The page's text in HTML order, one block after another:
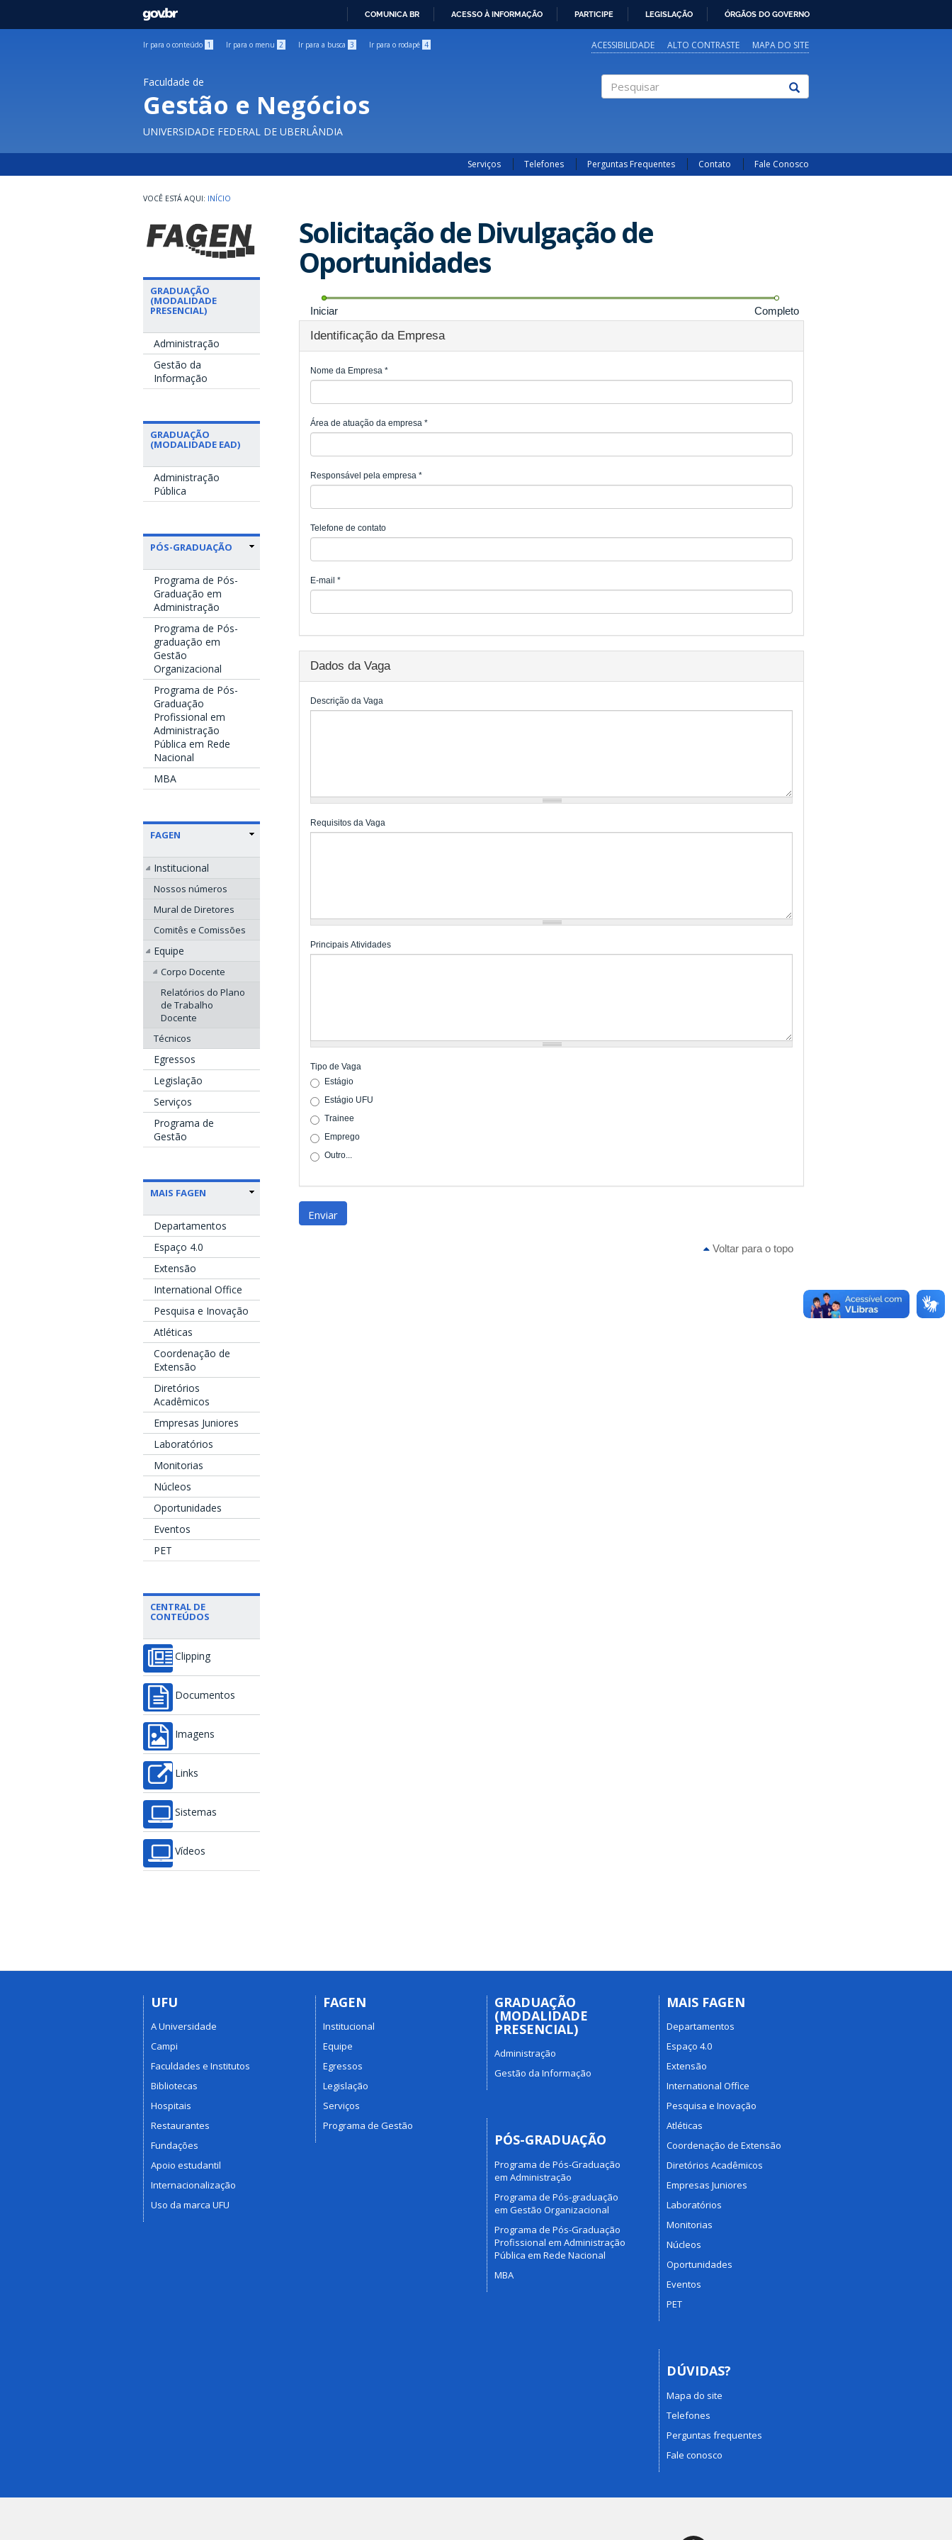
GOVBR
COMUNICA BR ACESSO À INFORMAÇÃO PARTICIPE LEGISLAÇÃO ÓRGÃOS DO GOVERNO
Ir para o conteúdo 1 Ir para o menu 2 Ir para a busca 3 Ir para o rodapé 4 ACESSIBILIDADE ALTO CONTRASTE MAPA DO SITE
Faculdade de
Gestão e Negócios
UNIVERSIDADE FEDERAL DE UBERLÂNDIA
Serviços Telefones Perguntas Frequentes Contato Fale Conosco
INÍCIO
GRADUAÇÃO
(MODALIDADE
PRESENCIAL)
Administração
Gestão da
Informação
GRADUAÇÃO
(MODALIDADE EAD)
Administração
Pública
PÓS-GRADUAÇÃO
Programa de Pós-
Graduação em
Administração
Programa de Pós-
graduação em
Gestão
Organizacional
Programa de Pós-
Graduação
Profissional em
Administração
Pública em Rede
Nacional
MBA
FAGEN
Institucional
Nossos números
Mural de Diretores
Comitês e Comissões
Equipe
Corpo Docente
Relatórios do Plano
de Trabalho
Docente
Técnicos
Egressos
Legislação
Serviços
Programa de
Gestão
MAIS FAGEN
Departamentos
Espaço 4.0
Extensão
International Office
Pesquisa e Inovação
Atléticas
Coordenação de
Extensão
Diretórios
Acadêmicos
Empresas Juniores
Laboratórios
Monitorias
Núcleos
Oportunidades
Eventos
PET
CENTRAL DE
CONTEÚDOS
Clipping
Documentos
Imagens
Links
Sistemas
Vídeos
Solicitação de Divulgação de
Oportunidades
Iniciar Completo
Identificação da Empresa
Nome da Empresa *
Área de atuação da empresa *
Responsável pela empresa *
Telefone de contato
E-mail *
Dados da Vaga
Descrição da Vaga
Requisitos da Vaga
Principais Atividades
Tipo de Vaga
Estágio
Estágio UFU
Trainee
Emprego
Outro...
Enviar
Voltar para o topo
UFU
A Universidade
Campi
Faculdades e Institutos
Bibliotecas
Hospitais
Restaurantes
Fundações
Apoio estudantil
Internacionalização
Uso da marca UFU
FAGEN
Institucional
Equipe
Egressos
Legislação
Serviços
Programa de Gestão
GRADUAÇÃO
(MODALIDADE
PRESENCIAL)
Administração
Gestão da Informação
PÓS-GRADUAÇÃO
Programa de Pós-Graduação
em Administração
Programa de Pós-graduação
em Gestão Organizacional
Programa de Pós-Graduação
Profissional em Administração
Pública em Rede Nacional
MBA
MAIS FAGEN
Departamentos
Espaço 4.0
Extensão
International Office
Pesquisa e Inovação
Atléticas
Coordenação de Extensão
Diretórios Acadêmicos
Empresas Juniores
Laboratórios
Monitorias
Núcleos
Oportunidades
Eventos
PET
DÚVIDAS?
Mapa do site
Telefones
Perguntas frequentes
Fale conosco